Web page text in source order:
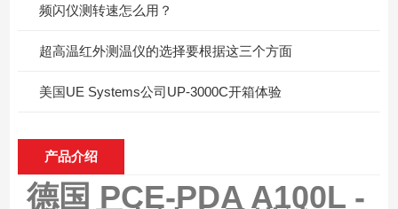
频闪仪测转速怎么用？
超高温红外测温仪的选择要根据这三个方面
美国UE Systems公司UP-3000C开箱体验
产品介绍
德国 PCE-PDA A100L -